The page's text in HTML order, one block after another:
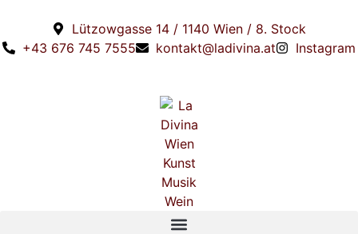
Lützowgasse 14 / 1140 Wien / 8. Stock
+43 676 745 7555
kontakt@ladivina.at Instagram